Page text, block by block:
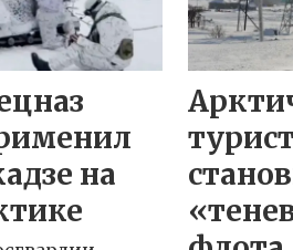
на